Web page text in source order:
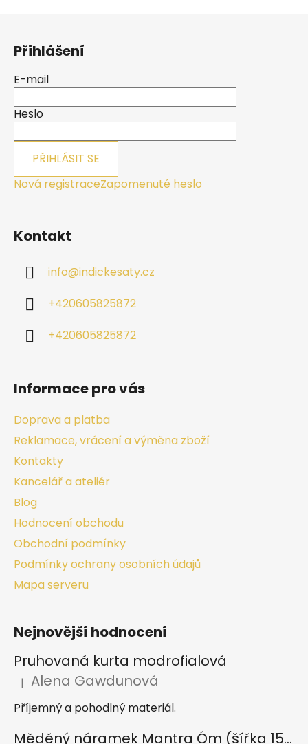
Přihlášení
E-mail
Heslo
PŘIHLÁSIT SE
Nová registraceZapomenuté heslo
Kontakt
info@indickesaty.cz
+420605825872
+420605825872
Informace pro vás
Doprava a platba
Reklamace, vrácení a výměna zboží
Kontakty
Kancelář a ateliér
Blog
Hodnocení obchodu
Obchodní podmínky
Podmínky ochrany osobních údajů
Mapa serveru
Nejnovější hodnocení
Pruhovaná kurta modrofialová
Hodnocení produktu je 5 z 5 hvězdiček.
| Alena Gawdunová
Příjemný a pohodlný materiál.
Měděný náramek Mantra Óm (šířka 15 mm)